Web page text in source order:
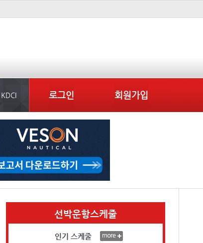
KDCI 로그인 회원가입
선박운항스케줄
인기 스케줄